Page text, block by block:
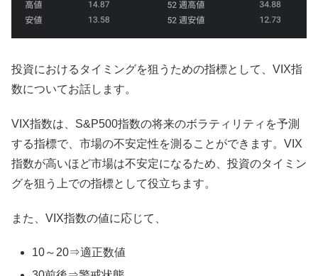
投資におけるタイミングを狙うための指標として、VIX指
数についてお話します。
VIX指数は、S&P500指数の将来のボラティリティを予測
する指標で、市場の不安定性を測ることができます。VIX
指数が高いほど市場は不安定になるため、投資のタイミン
グを狙う上での指標として役立ちます。
また、VIX指数の値に応じて、
10～20⇒適正数値